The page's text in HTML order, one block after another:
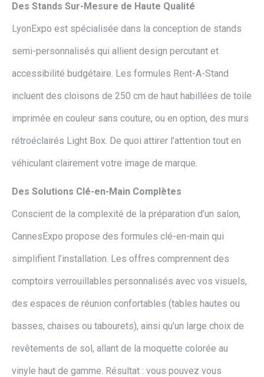
Des Stands Sur-Mesure de Haute Qualité
LyonExpo est spécialisée dans la conception de stands
semi-personnalisés qui allient design percutant et
accessibilité budgétaire. Les formules Rent-A-Stand
incluent des cloisons de 250 cm de haut habillées de toile
imprimée en couleur sans couture, ou en option, des murs
rétroéclairés Light Box. De quoi attirer l’attention tout en
véhiculant clairement votre image de marque.
Des Solutions Clé-en-Main Complètes
Conscient de la complexité de la préparation d’un salon,
CannesExpo propose des formules clé-en-main qui
simplifient l’installation. Les offres comprennent des
comptoirs verrouillables personnalisés avec vos visuels,
des espaces de réunion confortables (tables hautes ou
basses, chaises ou tabourets), ainsi qu’un large choix de
revêtements de sol, allant de la moquette colorée au
vinyle haut de gamme. Résultat : vous pouvez vous